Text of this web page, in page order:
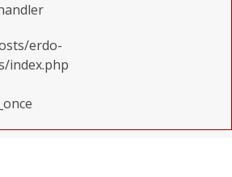
erdo-
index.php